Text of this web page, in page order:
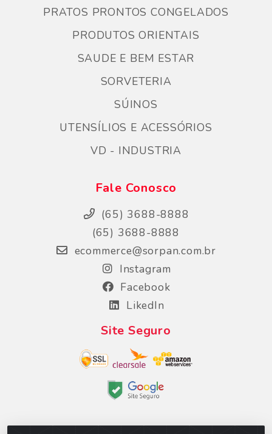
PRATOS PRONTOS CONGELADOS
PRODUTOS ORIENTAIS
SAUDE E BEM ESTAR
SORVETERIA
SÚINOS
UTENSÍLIOS E ACESSÓRIOS
VD - INDUSTRIA
Fale Conosco
(65) 3688-8888
(65) 3688-8888
ecommerce@sorpan.com.br
Instagram
Facebook
LikedIn
Site Seguro